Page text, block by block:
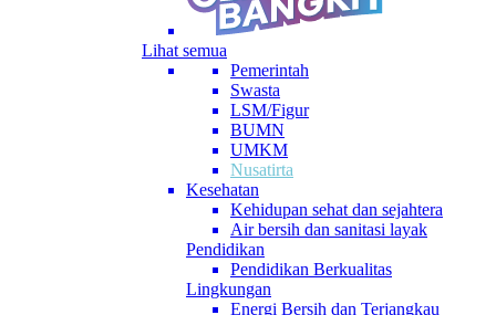
Lihat semua
Pemerintah
Swasta
LSM/Figur
BUMN
UMKM
Nusatirta
Kesehatan
Kehidupan sehat dan sejahtera
Air bersih dan sanitasi layak
Pendidikan
Pendidikan Berkualitas
Lingkungan
Energi Bersih dan Terjangkau